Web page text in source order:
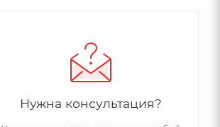
Нужна консультация?